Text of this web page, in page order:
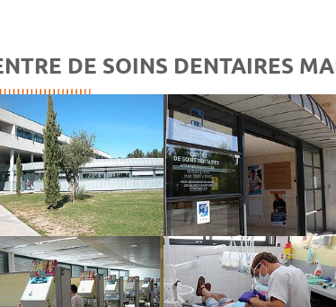
DE SOINS DENTAIRES